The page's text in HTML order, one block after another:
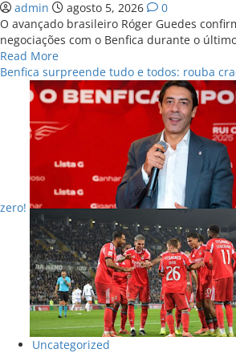
admin agosto 5, 2026
0
O avançado brasileiro Róger Guedes
negociações com o Benfica durante o
Read MoreRead
more
about
Ultima
Hora,
Ja
tem
Voltas:
Avançado
brasileiro
vai
reforçar
o
Benfica
a
custo…
Ver
Mais
Benfica surpreende tudo e todos: rouba
zero!
Uncategorized